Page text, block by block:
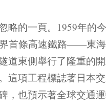
略的一頁。1959年的
首條高速鐵路——東
道東側舉行了隆重的開
這項工程標誌著日本
，也預示著全球交通